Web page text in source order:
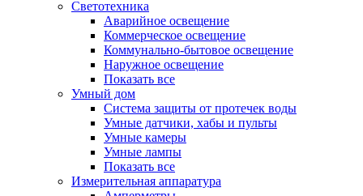
Светотехника
Аварийное освещение
Коммерческое освещение
Коммунально-бытовое освещение
Наружное освещение
Показать все
Умный дом
Система защиты от протечек воды
Умные датчики, хабы и пульты
Умные камеры
Умные лампы
Показать все
Измерительная аппаратура